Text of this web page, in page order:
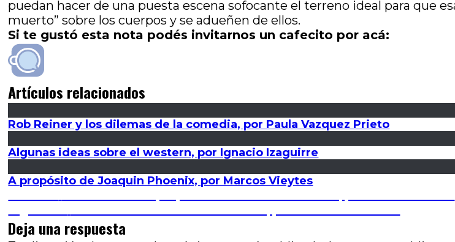
puedan hacer de una puesta escena sofocante el terreno ideal para que
muerto” sobre los cuerpos y se adueñen de ellos.
Si te gustó esta nota podés invitarnos un cafecito por acá:
Artículos relacionados
Rob Reiner y los dilemas de la comedia, por Paula Vazquez Prieto
Algunas ideas sobre el western, por Ignacio Izaguirre
A propósito de Joaquin Phoenix, por Marcos Vieytes
Navegación
de
siguiente:
Deja una respuesta